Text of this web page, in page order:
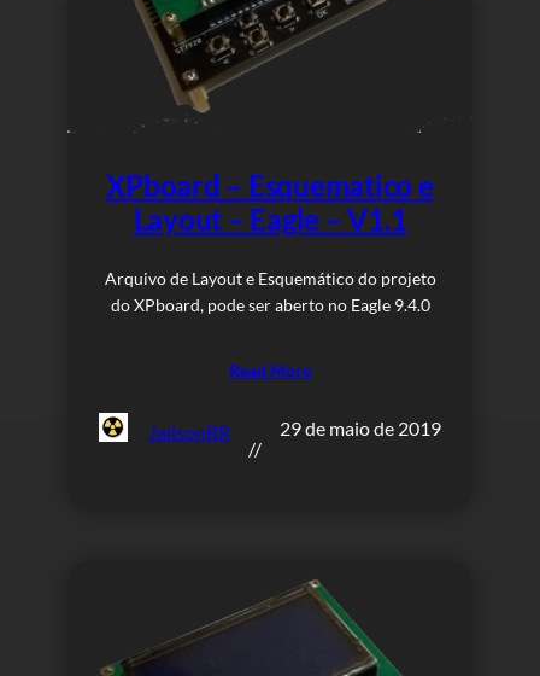
XPboard – Esquematico e
Layout – Eagle – V1.1
Arquivo de Layout e Esquemático do projeto
do XPboard, pode ser aberto no Eagle 9.4.0
Read More
JailsonBR
//
29 de maio de 2019